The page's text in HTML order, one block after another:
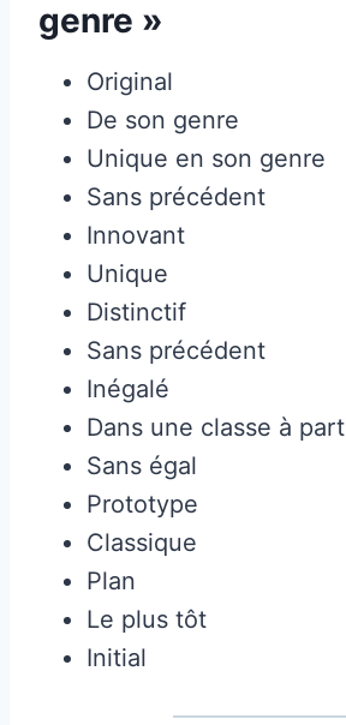
genre »
Original
De son genre
Unique en son genre
Sans précédent
Innovant
Unique
Distinctif
Sans précédent
Inégalé
Dans une classe à part
Sans égal
Prototype
Classique
Plan
Le plus tôt
Initial